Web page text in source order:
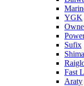
YGK
Sufix
Fast
Araty